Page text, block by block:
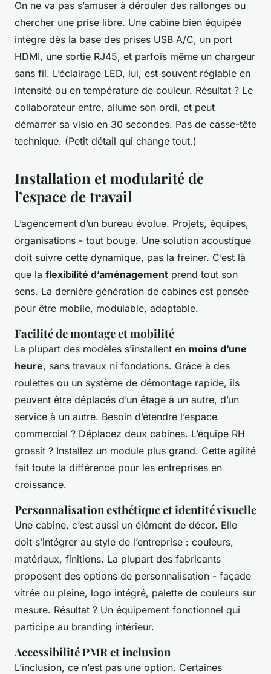
On ne va pas s’amuser à dérouler des rallonges ou
chercher une prise libre. Une cabine bien équipée
intègre dès la base des prises USB A/C, un port
HDMI, une sortie RJ45, et parfois même un chargeur
sans fil. L’éclairage LED, lui, est souvent réglable en
intensité ou en température de couleur. Résultat ? Le
collaborateur entre, allume son ordi, et peut
démarrer sa visio en 30 secondes. Pas de casse-tête
technique. (Petit détail qui change tout.)
Installation et modularité de
l’espace de travail
L’agencement d’un bureau évolue. Projets, équipes,
organisations - tout bouge. Une solution acoustique
doit suivre cette dynamique, pas la freiner. C’est là
que la flexibilité d’aménagement prend tout son
sens. La dernière génération de cabines est pensée
pour être mobile, modulable, adaptable.
Facilité de montage et mobilité
La plupart des modèles s’installent en moins d’une
heure, sans travaux ni fondations. Grâce à des
roulettes ou un système de démontage rapide, ils
peuvent être déplacés d’un étage à un autre, d’un
service à un autre. Besoin d’étendre l’espace
commercial ? Déplacez deux cabines. L’équipe RH
grossit ? Installez un module plus grand. Cette agilité
fait toute la différence pour les entreprises en
croissance.
Personnalisation esthétique et identité visuelle
Une cabine, c’est aussi un élément de décor. Elle
doit s’intégrer au style de l’entreprise : couleurs,
matériaux, finitions. La plupart des fabricants
proposent des options de personnalisation - façade
vitrée ou pleine, logo intégré, palette de couleurs sur
mesure. Résultat ? Un équipement fonctionnel qui
participe au branding intérieur.
Accessibilité PMR et inclusion
L’inclusion, ce n’est pas une option. Certaines